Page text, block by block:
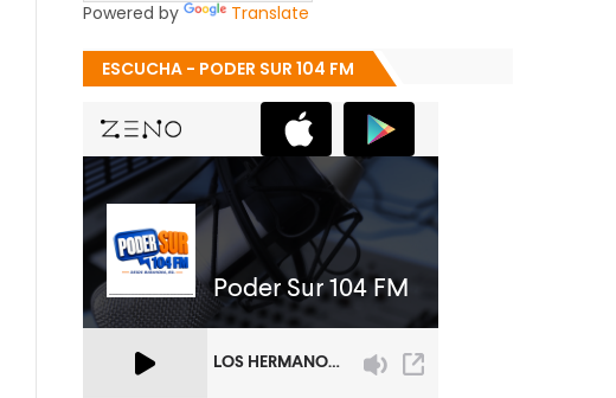
Powered by Translate
ESCUCHA - PODER SUR 104 FM